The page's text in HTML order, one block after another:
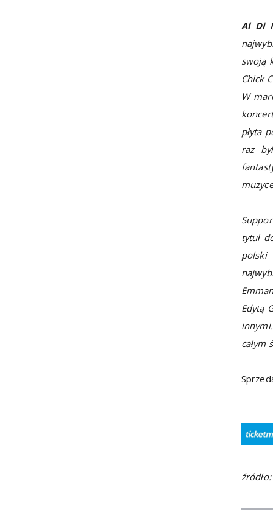
Al Di
swoją
Chick
W
płyta
raz
tytuł
Edytą
całym